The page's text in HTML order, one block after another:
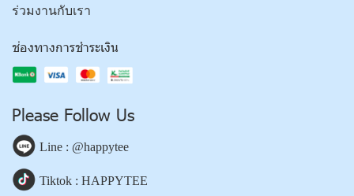
ร่วมงานกับเรา
ช่องทางการชำระเงิน
Please Follow Us
Line : @happytee
Tiktok : HAPPYTEE